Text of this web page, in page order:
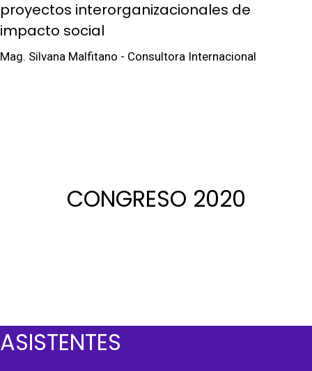
proyectos interorganizacionales de
impacto social
Mag. Silvana Malfitano - Consultora Internacional
CONGRESO 2020
ASISTENTES